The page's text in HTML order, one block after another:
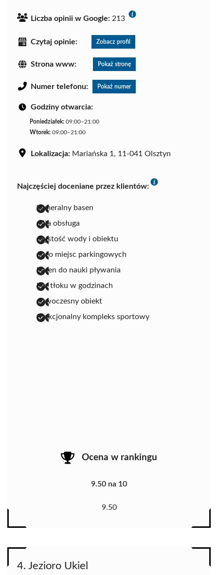
Liczba opinii w Google: 213
Czytaj opinie: Zobacz profil
Strona www: Pokaż stronę
Numer telefonu: Pokaż numer
Godziny otwarcia:
Poniedziałek: 09:00–21:00
Wtorek: 09:00–21:00
Lokalizacja: Mariańska 1, 11-041 Olsztyn
Najczęściej doceniane przez klientów:
kameralny basen
miła obsługa
czystość wody i obiektu
dużo miejsc parkingowych
basen do nauki pływania
bez tłoku w godzinach
nowoczesny obiekt
funkcjonalny kompleks sportowy
Ocena w rankingu
9.50 na 10
9.50
4. Jezioro Ukiel